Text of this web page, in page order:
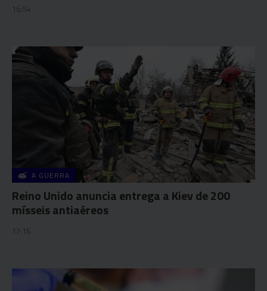
16:54
A GUERRA
Reino Unido anuncia entrega a Kiev de 200
mísseis antiaéreos
17:16